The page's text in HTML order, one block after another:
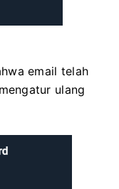
email telah
ulang